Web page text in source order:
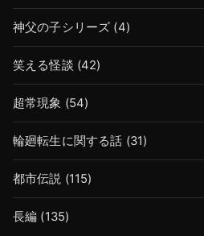
神父の子シリーズ (4)
笑える怪談 (42)
超常現象 (54)
輪廻転生に関する話 (31)
都市伝説 (115)
長編 (135)